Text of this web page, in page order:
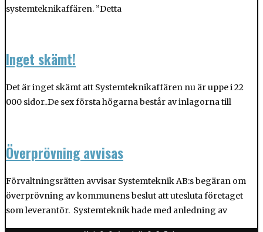
systemteknikaffären. ”Detta
Inget skämt!
Det är inget skämt att Systemteknikaffären nu är uppe i 22
000 sidor..De sex första högarna består av inlagorna till
Överprövning avvisas
Förvaltningsrätten avvisar Systemteknik AB:s begäran om
överprövning av kommunens beslut att utesluta företaget
som leverantör. Systemteknik hade med anledning av